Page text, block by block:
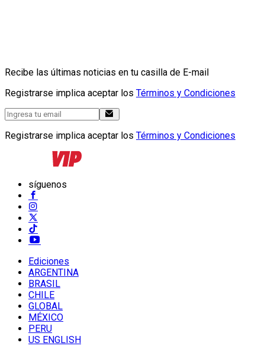
Recibe las últimas noticias en tu casilla de E-mail
Registrarse implica aceptar los Términos y Condiciones
Registrarse implica aceptar los Términos y Condiciones
síguenos
Ediciones
ARGENTINA
BRASIL
CHILE
GLOBAL
MÉXICO
PERU
US ENGLISH